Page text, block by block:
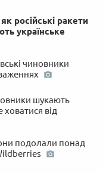
російські ракети
українське
чиновники
шукають
від
подолали понад